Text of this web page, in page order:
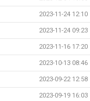
2023-11-24 12:10
2023-11-24 09:23
2023-11-16 17:20
2023-10-13 08:46
2023-09-22 12:58
2023-09-19 16:03